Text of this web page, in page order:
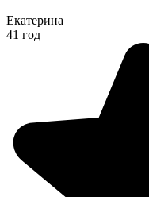
Екатерина
41 год